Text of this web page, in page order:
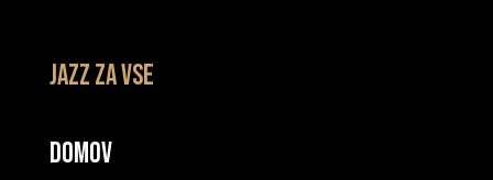
JAZZ ZA VSE
DOMOV